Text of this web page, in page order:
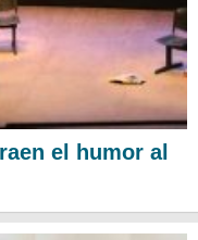
el humor al